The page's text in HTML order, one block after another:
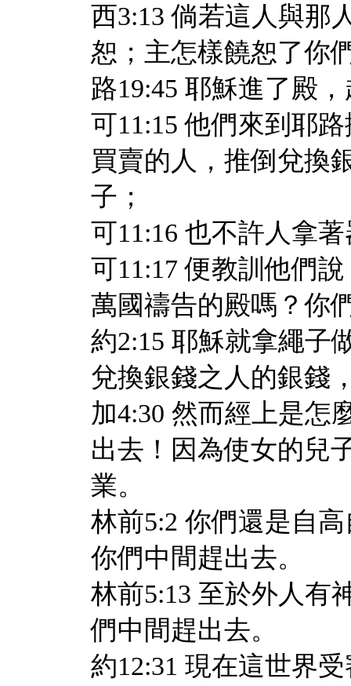
西3:13 倘若這人與那
恕；主怎樣饒恕了你
路19:45 耶穌進了殿
可11:15 他們來到耶
買賣的人，推倒兌換
子；
可11:16 也不許人拿
可11:17 便教訓他們
萬國禱告的殿嗎？你
約2:15 耶穌就拿繩子
兌換銀錢之人的銀錢
加4:30 然而經上是怎
出去！因為使女的兒
業。
林前5:2 你們還是自
你們中間趕出去。
林前5:13 至於外人有
們中間趕出去。
約12:31 現在這世界